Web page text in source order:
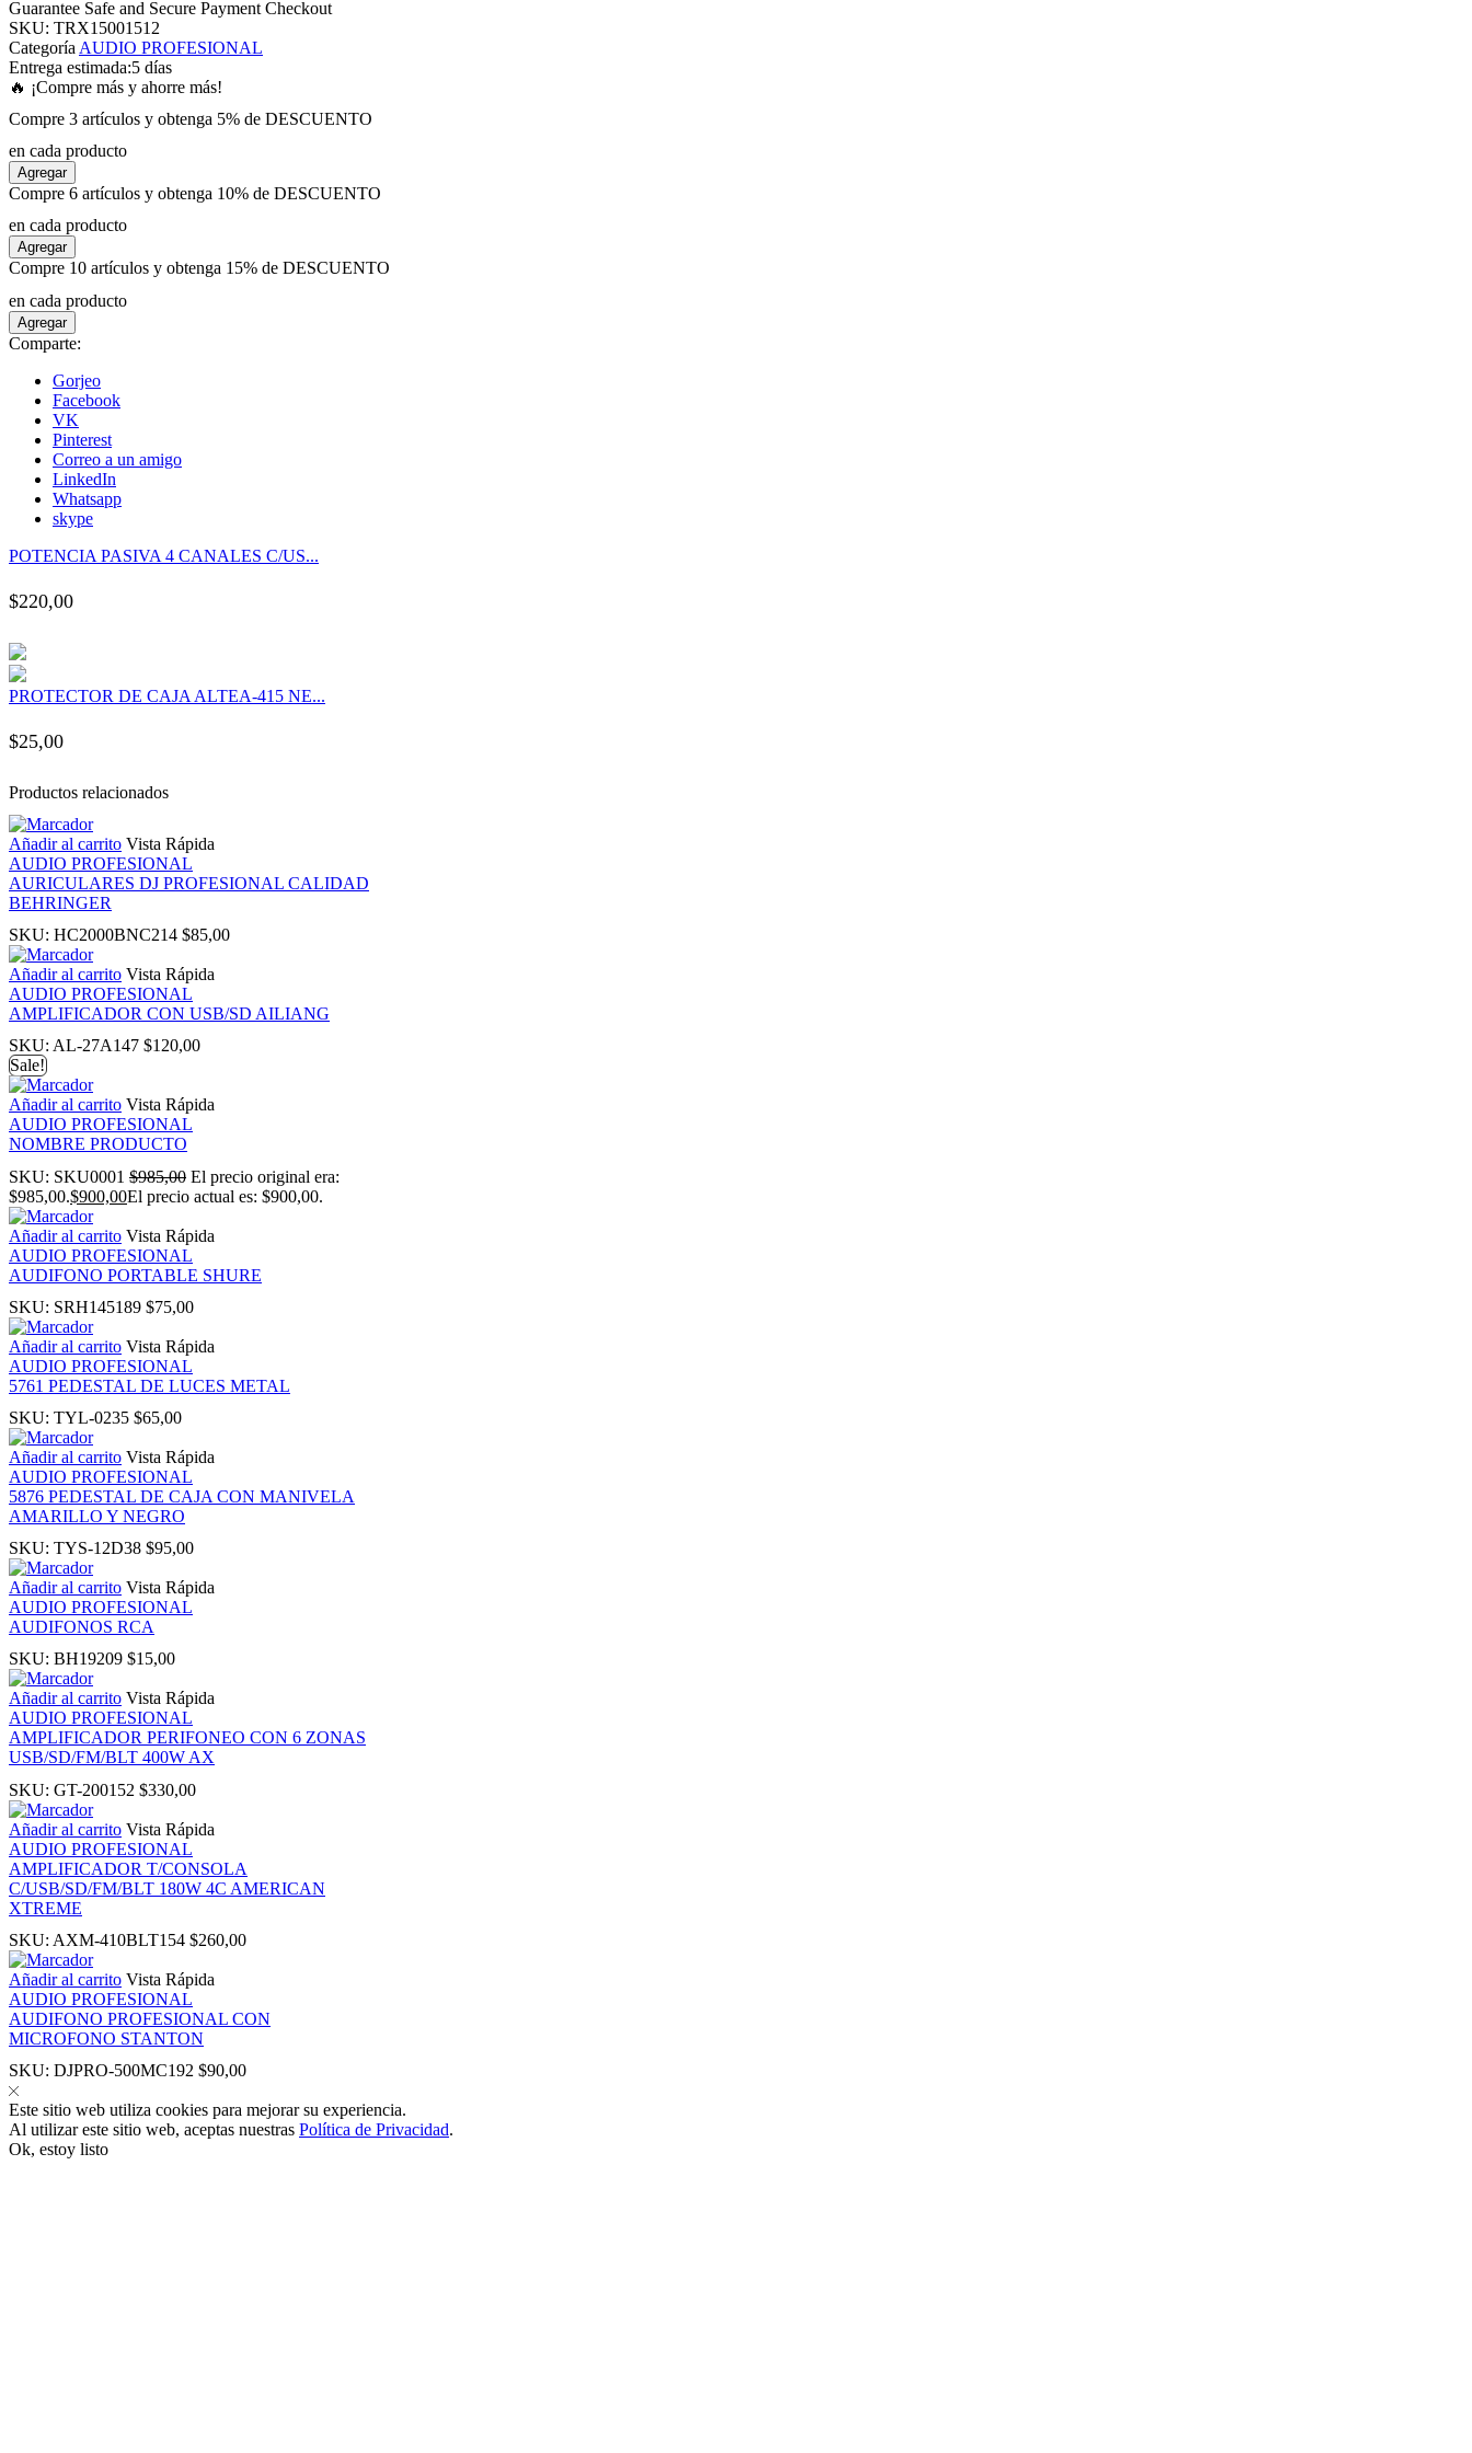
Guarantee Safe and Secure Payment Checkout
SKU: TRX15001512
Categoría AUDIO PROFESIONAL
Entrega estimada:5 días
🔥 ¡Compre más y ahorre más!
Compre 3 artículos y obtenga 5% de DESCUENTO
en cada producto
Agregar
Compre 6 artículos y obtenga 10% de DESCUENTO
en cada producto
Agregar
Compre 10 artículos y obtenga 15% de DESCUENTO
en cada producto
Agregar
Comparte:
Gorjeo
Facebook
VK
Pinterest
Correo a un amigo
LinkedIn
Whatsapp
skype
POTENCIA PASIVA 4 CANALES C/US...
$220,00
PROTECTOR DE CAJA ALTEA-415 NE...
$25,00
Productos relacionados
Añadir al carrito Vista Rápida
AUDIO PROFESIONAL
AURICULARES DJ PROFESIONAL CALIDAD
BEHRINGER
SKU: HC2000BNC214 $85,00
Añadir al carrito Vista Rápida
AUDIO PROFESIONAL
AMPLIFICADOR CON USB/SD AILIANG
SKU: AL-27A147 $120,00
Sale!
Añadir al carrito Vista Rápida
AUDIO PROFESIONAL
NOMBRE PRODUCTO
SKU: SKU0001 $985,00 El precio original era:
$985,00.$900,00El precio actual es: $900,00.
Añadir al carrito Vista Rápida
AUDIO PROFESIONAL
AUDIFONO PORTABLE SHURE
SKU: SRH145189 $75,00
Añadir al carrito Vista Rápida
AUDIO PROFESIONAL
5761 PEDESTAL DE LUCES METAL
SKU: TYL-0235 $65,00
Añadir al carrito Vista Rápida
AUDIO PROFESIONAL
5876 PEDESTAL DE CAJA CON MANIVELA
AMARILLO Y NEGRO
SKU: TYS-12D38 $95,00
Añadir al carrito Vista Rápida
AUDIO PROFESIONAL
AUDIFONOS RCA
SKU: BH19209 $15,00
Añadir al carrito Vista Rápida
AUDIO PROFESIONAL
AMPLIFICADOR PERIFONEO CON 6 ZONAS
USB/SD/FM/BLT 400W AX
SKU: GT-200152 $330,00
Añadir al carrito Vista Rápida
AUDIO PROFESIONAL
AMPLIFICADOR T/CONSOLA
C/USB/SD/FM/BLT 180W 4C AMERICAN
XTREME
SKU: AXM-410BLT154 $260,00
Añadir al carrito Vista Rápida
AUDIO PROFESIONAL
AUDIFONO PROFESIONAL CON
MICROFONO STANTON
SKU: DJPRO-500MC192 $90,00
Este sitio web utiliza cookies para mejorar su experiencia.
Al utilizar este sitio web, aceptas nuestras Política de Privacidad.
Ok, estoy listo